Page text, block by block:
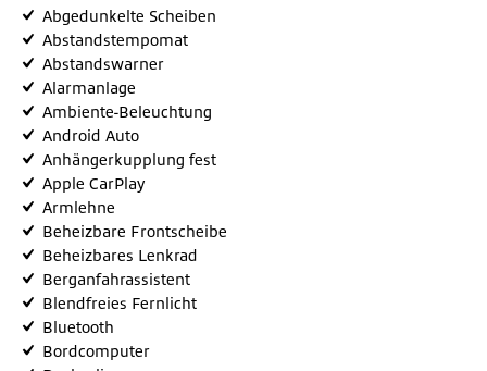
Abgedunkelte Scheiben
Abstandstempomat
Abstandswarner
Alarmanlage
Ambiente-Beleuchtung
Android Auto
Anhängerkupplung fest
Apple CarPlay
Armlehne
Beheizbare Frontscheibe
Beheizbares Lenkrad
Berganfahrassistent
Blendfreies Fernlicht
Bluetooth
Bordcomputer